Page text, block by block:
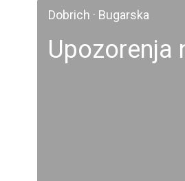
Dobrich · Bugarska
Upozorenja